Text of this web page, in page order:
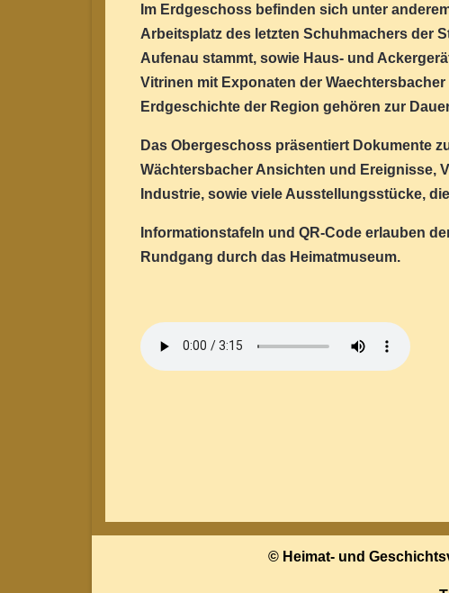
Im Erdgeschoss befinden sich unter
Arbeitsplatz des letzten Schuhmachers der
Aufenau stammt, sowie Haus- und
Vitrinen mit Exponaten der
Erdgeschichte der Region gehören zur
Das Obergeschoss präsentiert Dokumente
Wächtersbacher Ansichten und Ereignisse,
Industrie, sowie viele Ausstellungsstücke,
Informationstafeln und QR-Code erlauben
Rundgang durch das Heimatmuseum.
© Heimat- und